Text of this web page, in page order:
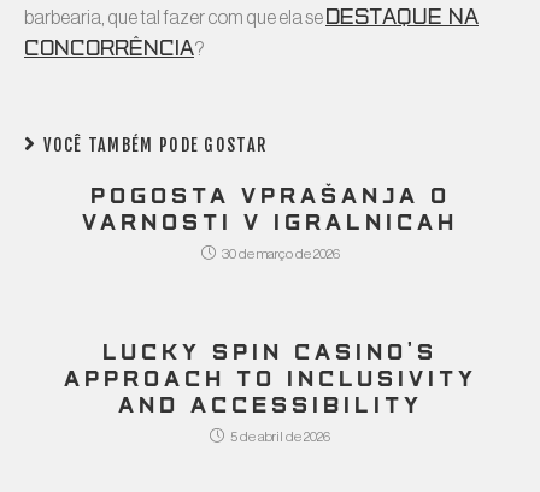
barbearia, que tal fazer com que ela sedestaque na
concorrência?
VOCÊ TAMBÉM PODE GOSTAR
POGOSTA VPRAŠANJA O
VARNOSTI V IGRALNICAH
30 de março de 2026
LUCKY SPIN CASINO’S
APPROACH TO INCLUSIVITY
AND ACCESSIBILITY
5 de abril de 2026